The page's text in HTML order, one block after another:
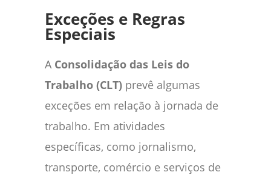
Exceções e Regras
Especiais
A Consolidação das Leis do
Trabalho (CLT) prevê algumas
exceções em relação à jornada de
trabalho. Em atividades
específicas, como jornalismo,
transporte, comércio e serviços de